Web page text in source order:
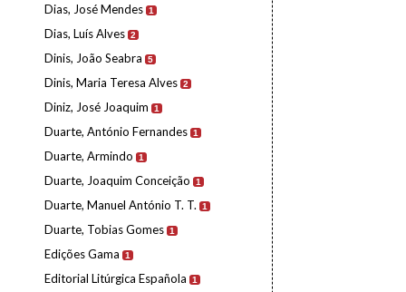
Dias, José Mendes 1
Dias, Luís Alves 2
Dinis, João Seabra 5
Dinis, Maria Teresa Alves 2
Diniz, José Joaquim 1
Duarte, António Fernandes 1
Duarte, Armindo 1
Duarte, Joaquim Conceição 1
Duarte, Manuel António T. T. 1
Duarte, Tobias Gomes 1
Edições Gama 1
Editorial Litúrgica Española 1